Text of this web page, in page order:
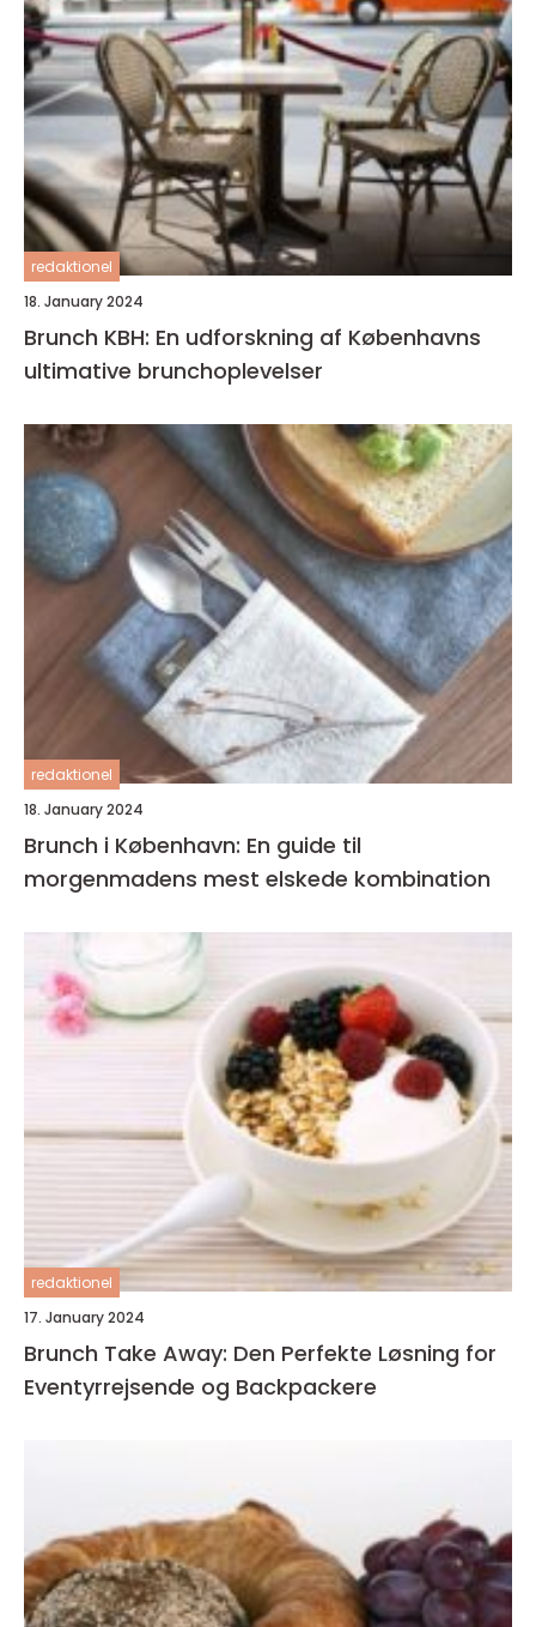
redaktionel
18. January 2024
Brunch KBH: En udforskning af Københavns
ultimative brunchoplevelser
redaktionel
18. January 2024
Brunch i København: En guide til
morgenmadens mest elskede kombination
redaktionel
17. January 2024
Brunch Take Away: Den Perfekte Løsning for
Eventyrrejsende og Backpackere